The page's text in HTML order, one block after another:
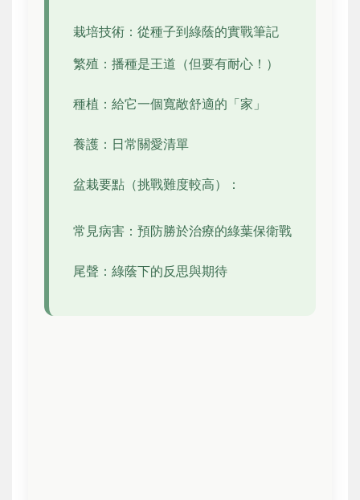
栽培技術：從種子到綠蔭的實戰筆記
繁殖：播種是王道（但要有耐心！）
種植：給它一個寬敞舒適的「家」
養護：日常關愛清單
盆栽要點（挑戰難度較高）：
常見病害：預防勝於治療的綠葉保衛戰
尾聲：綠蔭下的反思與期待